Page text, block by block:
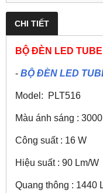
CHI TIẾT
BỘ ĐÈN LED
- BỘ ĐÈN LED
Model: PLT516
Màu ánh sáng :
Công suất : 16 W
Hiệu suất : 90 Lm/W
Quang thông : 1440